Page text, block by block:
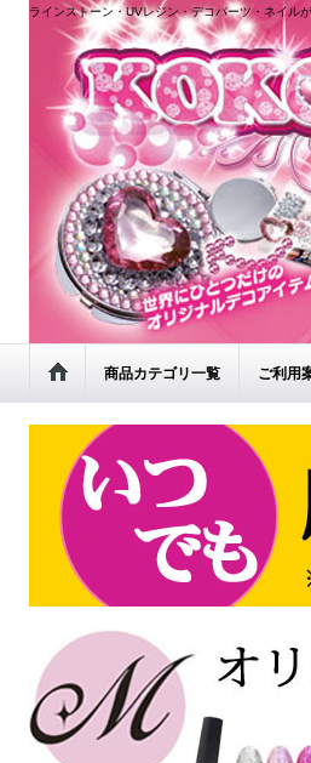
ラインストーン・UVレジン・デコパーツ・ネイル
商品カテゴリ一覧 ご利用